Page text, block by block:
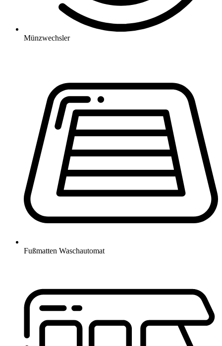
Münzwechsler
Fußmatten Waschautomat